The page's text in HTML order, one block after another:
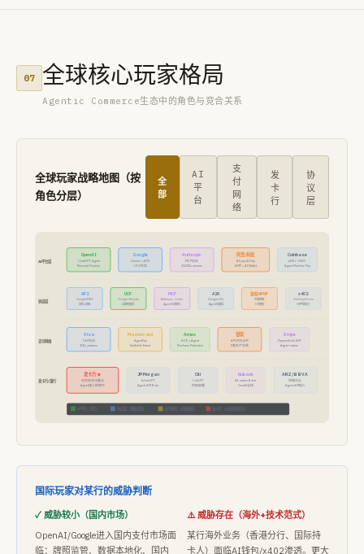
07 全球核心玩家格局
Agentic Commerce生态中的角色与竞合关系
全球玩家战略地图（按
角色分层）
全
部
AI
平
台
支
付
网
络
发
卡
行
协
议
层
AI平台层
协议层
支付网络
发卡行/银行
OpenAI
ChatGPT Agent
Personal Finance
Google
Gemini + AP2
UCP主导
Anthropic
MCP协议
10,000+ servers
阿里/蚂蚁
Alipay AI Pay
AMP + AI Wallet
Coinbase
x402 / USDC
Agent Machine Pay
AP2
Google/FIDO
身份+意图
UCP
Google+Shopify
全旅程商务
MCP
Anthropic→Linux
Agent工具接口
A2A
Google+50+
Agent间通信
银联APOP
中国规格
5方模型
x402
Coinbase/Linux
HTTP微支付
Visa
TAP协议
100+ partners
Mastercard
AgentPay
Verifiable Intent
Amex
ACE + Agent
Purchase Protection
银联
APOP试点中
5笔生产交易
Stripe
PaymentLink API
Agent-native
发卡方 ★
本报告关注重点
Agent接入探索中
JPMorgan
IndexGPT
Agent API Beta
Citi
CitiGPT
内部部署
Nubank
AI-native Bank
GenAI全栈
ANZ/BBVA
早期试点
Agent API接入
AI平台（竞合） 协议层（基础设施） 支付网络（关键通道） 发卡行（价值重构焦点）
国际玩家对某行的威胁判断
✓ 威胁较小（国内市场）
OpenAI/Google进入国内支付市场面
临：牌照监管、数据本地化、国内
⚠️ 威胁存在（海外+技术范式）
某行海外业务（香港分行、国际持
卡人）面临AI钱包/x402渗透。更大